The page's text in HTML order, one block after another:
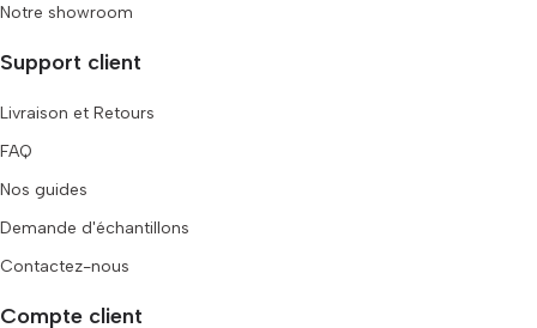
Notre showroom
Support client
Livraison et Retours
FAQ
Nos guides
Demande d'échantillons
Contactez-nous
Compte client